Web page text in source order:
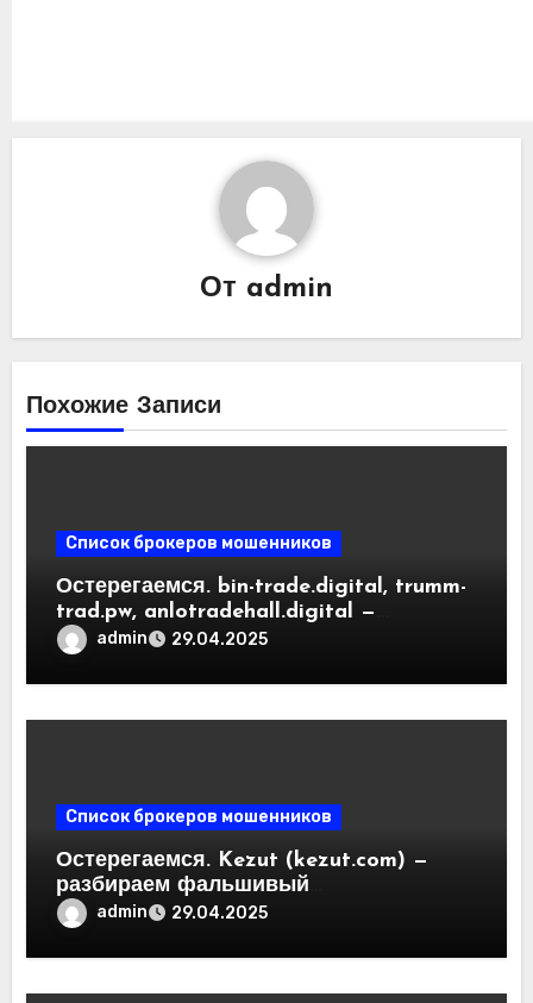
От admin
Похожие Записи
Список брокеров мошенников
Остерегаемся. bin-trade.digital, trumm-
trad.pw, anlotradehall.digital —
разоблачение фальшивых
криптобирж. Как вернуть деньги.
Отзывы пользователей
admin 29.04.2025
Список брокеров мошенников
Остерегаемся. Kezut (kezut.com) —
разбираем фальшивый
криптовалютный обменник. Как
вернуть деньги. Отзывы
пользователей
admin 29.04.2025